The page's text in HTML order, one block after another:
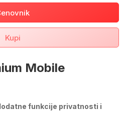
Kupi
Mobile
funkcije privatnosti i